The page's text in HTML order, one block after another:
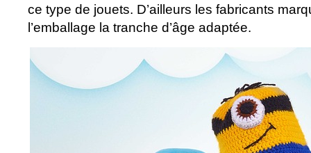
ce type de jouets. D’ailleurs les fabricants
l’emballage la tranche d’âge adaptée.